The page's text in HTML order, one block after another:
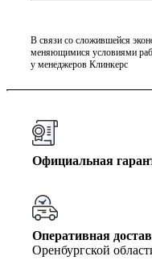
В связи со сложившейся
меняющимися условиями
у менеджеров Клинкерс
Официальная
Оперативная
Оренбургской